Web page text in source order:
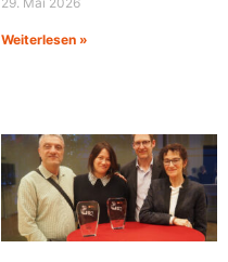
Weiterlesen »